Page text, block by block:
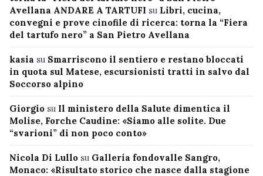
Avellana ANDARE A TARTUFI su Libri, cucina,
convegni e prove cinofile di ricerca: torna la “Fiera
del tartufo nero” a San Pietro Avellana
kasia su Smarriscono il sentiero e restano bloccati
in quota sul Matese, escursionisti tratti in salvo dal
Soccorso alpino
Giorgio su Il ministero della Salute dimentica il
Molise, Forche Caudine: «Siamo alle solite. Due
“svarioni” di non poco conto»
Nicola Di Lullo su Galleria fondovalle Sangro,
Monaco: «Risultato storico che nasce dalla stagione